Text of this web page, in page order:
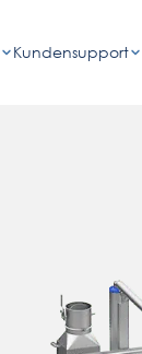
Kundensupport